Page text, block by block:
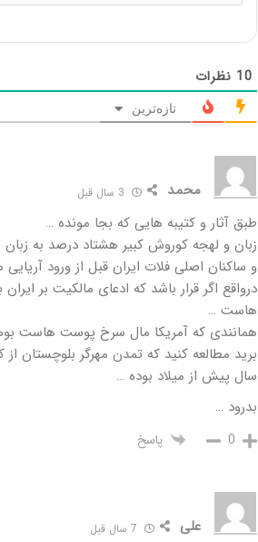
10 نظرات
تازه‌ترین
محمد
طبق آثار و کتیبه هایی که بجا مونده …
زبان و لهجه کوروش کبیر هشتاد درصد به
و ساکنان اصلی فلات ایران قبل از ورود
درواقع اگر قرار باشد که ادعای مالکیت بر
هاست …
همانندی که آمریکا مال سرخ پوست هاست
برید مطالعه کنید که تمدن مهرگر بلوچستان از
سال پیش از میلاد بوده …
بدرود …
0 پاسخ
علی